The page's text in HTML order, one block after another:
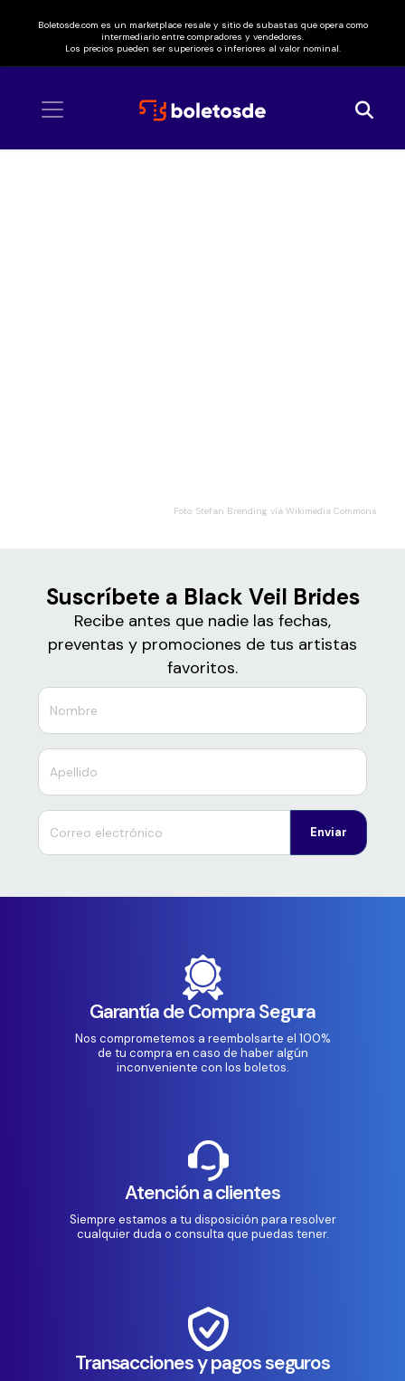
Boletosde.com es un marketplace resale y sitio de subastas que opera como
intermediario entre compradores y vendedores.
Los precios pueden ser superiores o inferiores al valor nominal.
Foto: Stefan Brending vía Wikimedia Commons
Suscríbete a Black Veil Brides
Recibe antes que nadie las fechas,
preventas y promociones de tus artistas
favoritos.
Enviar
Garantía de Compra Segura
Nos comprometemos a reembolsarte el 100%
de tu compra en caso de haber algún
inconveniente con los boletos.
Atención a clientes
Siempre estamos a tu disposición para resolver
cualquier duda o consulta que puedas tener.
Transacciones y pagos seguros